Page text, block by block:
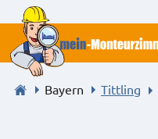
Bayern Tittling